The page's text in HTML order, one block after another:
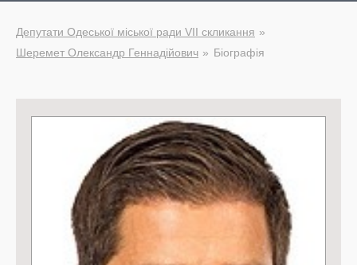
Депутати Одеської міської ради VII скликання
Шеремет Олександр Геннадійович
Біографія